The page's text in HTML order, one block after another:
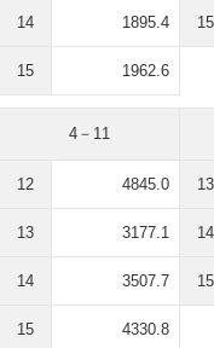
14 1895.4
15 1962.6
15
4－11
12 4845.0
13 3177.1
14 3507.7
15 4330.8
13
14
15